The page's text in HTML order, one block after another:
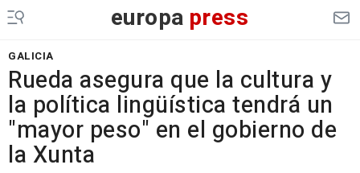
europa press
GALICIA
Rueda asegura que la cultura y
la política lingüística tendrá un
"mayor peso" en el gobierno de
la Xunta